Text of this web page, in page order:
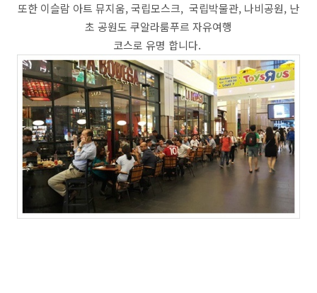
또한 이슬람 아트 뮤지움, 국립모스크, 국립박물관, 나비공원, 난
초 공원도 쿠알라룸푸르 자유여행
코스로 유명 합니다.